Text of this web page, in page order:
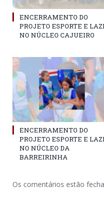
ENCERRAMENTO DO
PROJETO ESPORTE E
NO NÚCLEO CAJUEIRO
ENCERRAMENTO DO
PROJETO ESPORTE E
NO NÚCLEO DA
BARREIRINHA
Os comentários estão